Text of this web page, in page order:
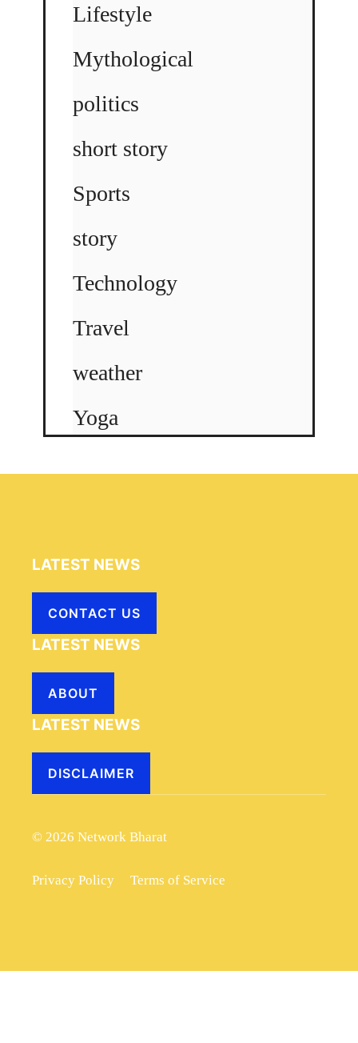
Lifestyle
Mythological
politics
short story
Sports
story
Technology
Travel
weather
Yoga
LATEST NEWS
CONTACT US
LATEST NEWS
ABOUT
LATEST NEWS
DISCLAIMER
© 2026 Network Bharat
Privacy Policy Terms of Service